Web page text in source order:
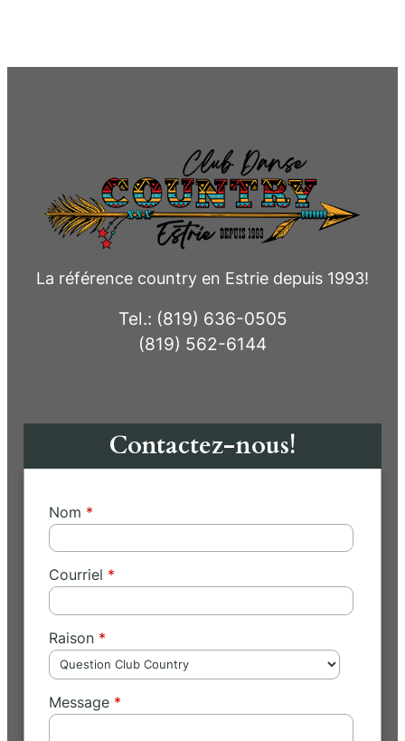
La référence country en Estrie depuis 1993!
Tel.: (819) 636-0505
(819) 562-6144
Contactez-nous!
Nom
Courriel
Raison
Message